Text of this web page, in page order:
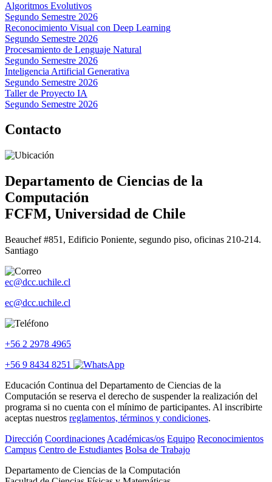
Algoritmos Evolutivos
Segundo Semestre 2026
Reconocimiento Visual con Deep Learning
Segundo Semestre 2026
Procesamiento de Lenguaje Natural
Segundo Semestre 2026
Inteligencia Artificial Generativa
Segundo Semestre 2026
Taller de Proyecto IA
Segundo Semestre 2026
Contacto
Departamento de Ciencias de la
Computación
FCFM, Universidad de Chile
Beauchef #851, Edificio Poniente, segundo piso, oficinas 210-214.
Santiago
ec@dcc.uchile.cl
ec@dcc.uchile.cl
+56 2 2978 4965
+56 9 8434 8251
Educación Continua del Departamento de Ciencias de la
Computación se reserva el derecho de suspender la realización del
programa si no cuenta con el mínimo de participantes. Al inscribirte
aceptas nuestros reglamentos, términos y condiciones.
Dirección Coordinaciones Académicas/os Equipo Reconocimientos
Campus Centro de Estudiantes Bolsa de Trabajo
Departamento de Ciencias de la Computación